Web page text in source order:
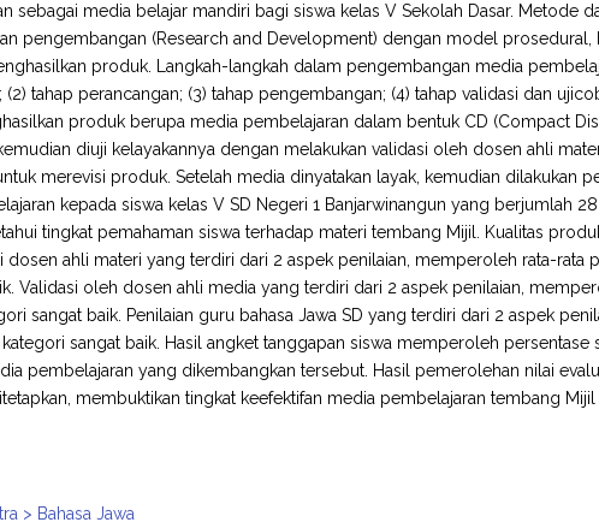
sebagai media belajar mandiri bagi siswa kelas V Sekolah Dasar. Metode
pengembangan (Research and Development) dengan model prosedural,
produk. Langkah-langkah dalam pengembangan media
(2) tahap perancangan; (3) tahap pengembangan; (4) tahap validasi dan
produk berupa media pembelajaran dalam bentuk CD (Compact
diuji kelayakannya dengan melakukan validasi oleh dosen ahli
merevisi produk. Setelah media dinyatakan layak, kemudian dilakukan
kepada siswa kelas V SD Negeri 1 Banjarwinangun yang berjumlah
tingkat pemahaman siswa terhadap materi tembang Mijil. Kualitas
ahli materi yang terdiri dari 2 aspek penilaian, memperoleh rata-rata
Validasi oleh dosen ahli media yang terdiri dari 2 aspek penilaian,
sangat baik. Penilaian guru bahasa Jawa SD yang terdiri dari 2 aspek
sangat baik. Hasil angket tanggapan siswa memperoleh persentase
pembelajaran yang dikembangkan tersebut. Hasil pemerolehan nilai
membuktikan tingkat keefektifan media pembelajaran tembang
> Bahasa Jawa